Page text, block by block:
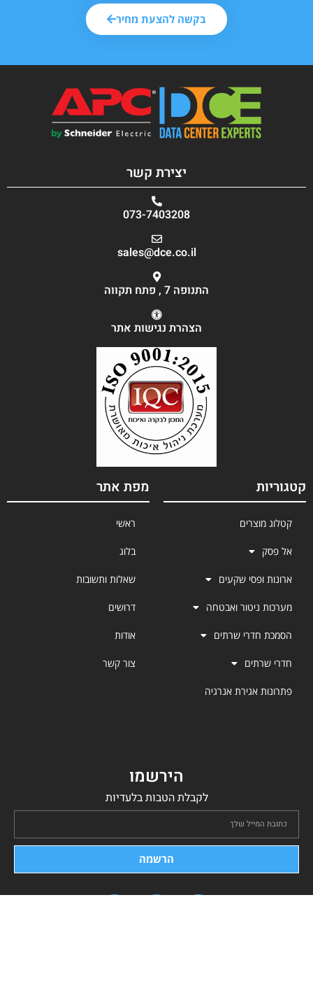
בקשה להצעת מחיר
יצירת קשר
073-7403208
sales@dce.co.il
התנופה 7 , פתח תקווה
הצהרת נגישות אתר
קטגוריות
קטלוג מוצרים
אל פסק
ארונות ופסי שקעים
מערכות ניטור ואבטחה
הסמכת חדרי שרתים
חדרי שרתים
פתרונות אגירת אנרגיה
מפת אתר
ראשי
בלוג
שאלות ותשובות
דרושים
אודות
צור קשר
הירשמו
לקבלת הטבות בלעדיות
הרשמה